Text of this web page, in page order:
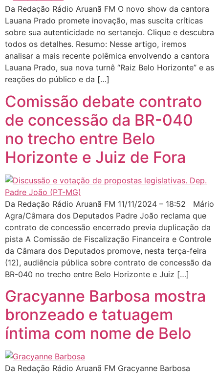
Da Redação Rádio Aruanã FM O novo show da cantora
Lauana Prado promete inovação, mas suscita críticas
sobre sua autenticidade no sertanejo. Clique e descubra
todos os detalhes. Resumo: Nesse artigo, iremos
analisar a mais recente polêmica envolvendo a cantora
Lauana Prado, sua nova turnê “Raiz Belo Horizonte” e as
reações do público e da […]
Comissão debate contrato
de concessão da BR-040
no trecho entre Belo
Horizonte e Juiz de Fora
Da Redação Rádio Aruanã FM 11/11/2024 – 18:52 Mário
Agra/Câmara dos Deputados Padre João reclama que
contrato de concessão encerrado previa duplicação da
pista A Comissão de Fiscalização Financeira e Controle
da Câmara dos Deputados promove, nesta terça-feira
(12), audiência pública sobre contrato de concessão da
BR-040 no trecho entre Belo Horizonte e Juiz […]
Gracyanne Barbosa mostra
bronzeado e tatuagem
íntima com nome de Belo
Da Redação Rádio Aruanã FM Gracyanne Barbosa